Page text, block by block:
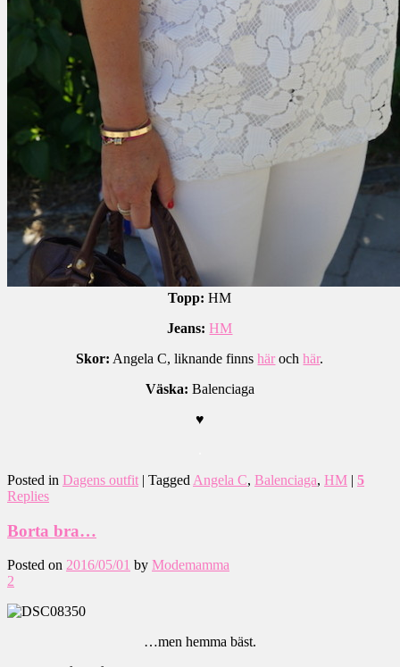
Topp: HM
Jeans: HM
Skor: Angela C, liknande finnshär ochhär.
Väska: Balenciaga
♥
Posted in Dagens outfit | Tagged Angela C, Balenciaga, HM | 5
Replies
Borta bra…
Posted on 2016/05/01 by Modemamma
2
…men hemma bäst.